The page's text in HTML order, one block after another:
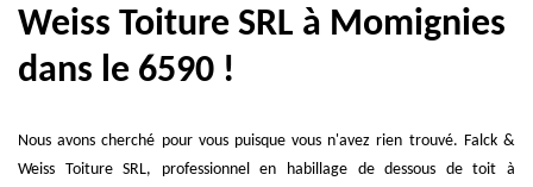
Weiss Toiture SRL à Momignies
dans le 6590 !
Nous avons cherché pour vous puisque vous n'avez rien trouvé. Falck &
Weiss Toiture SRL, professionnel en habillage de dessous de toit à